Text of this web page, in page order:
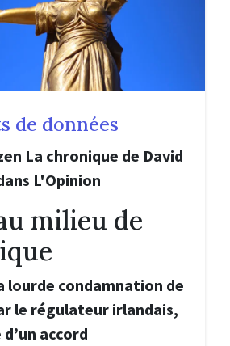
de données
La chronique de David
L'Opinion
milieu de
lourde condamnation de
le régulateur irlandais,
d’un accord